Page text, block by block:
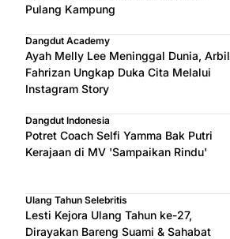
Pulang Kampung
Dangdut Academy
Ayah Melly Lee Meninggal Dunia, Arbil
Fahrizan Ungkap Duka Cita Melalui
Instagram Story
Dangdut Indonesia
Potret Coach Selfi Yamma Bak Putri
Kerajaan di MV 'Sampaikan Rindu'
Ulang Tahun Selebritis
Lesti Kejora Ulang Tahun ke-27,
Dirayakan Bareng Suami & Sahabat